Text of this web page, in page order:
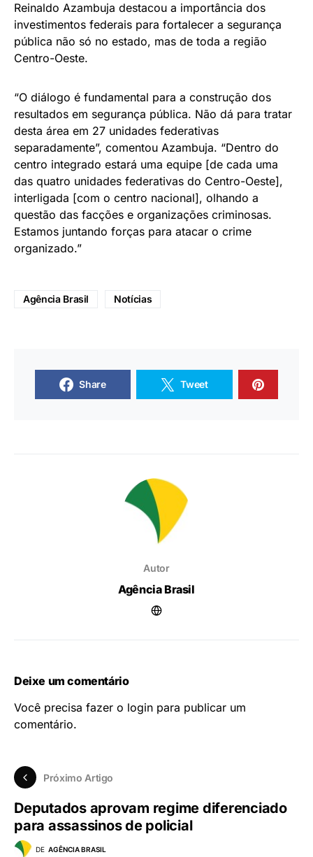
Reinaldo Azambuja destacou a importância dos
investimentos federais para fortalecer a segurança
pública não só no estado, mas de toda a região
Centro-Oeste.
“O diálogo é fundamental para a construção dos
resultados em segurança pública. Não dá para tratar
desta área em 27 unidades federativas
separadamente”, comentou Azambuja. “Dentro do
centro integrado estará uma equipe [de cada uma
das quatro unidades federativas do Centro-Oeste],
interligada [com o centro nacional], olhando a
questão das facções e organizações criminosas.
Estamos juntando forças para atacar o crime
organizado.”
Agência Brasil Notícias
Share Tweet
Autor
Agência Brasil
Deixe um comentário
Você precisa fazer o login para publicar um
comentário.
Próximo Artigo
Deputados aprovam regime diferenciado
para assassinos de policial
DE AGÊNCIA BRASIL